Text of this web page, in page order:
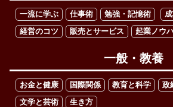
一流に学ぶ 仕事術 勉強・記憶術
経営のコツ
販売とサービス 起業ノウ
一般・教養
お金と健康 国際関係 教育と科学
政
文学と芸術
生き方